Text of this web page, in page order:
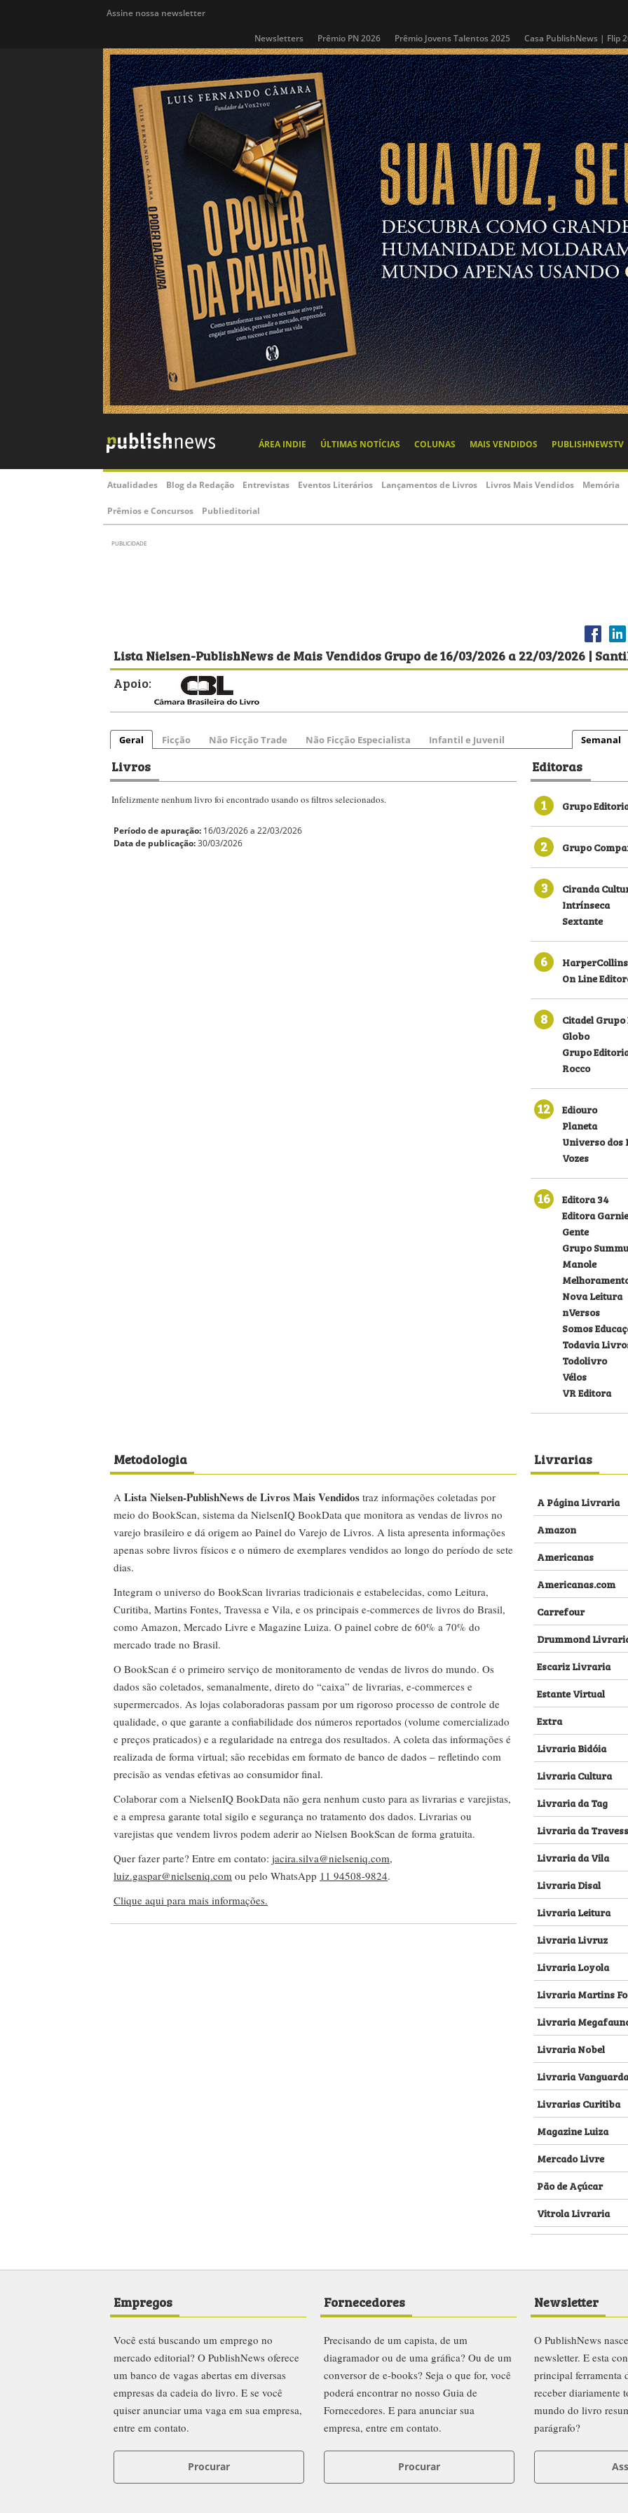
Assine nossa newsletter
Newsletters Prêmio PN 2026 Prêmio Jovens Talentos 2025 Casa PublishNews | Flip
ÁREA INDIE ÚLTIMAS NOTÍCIAS COLUNAS MAIS VENDIDOS PUBLISHNEWSTV
Atualidades Blog da Redação Entrevistas Eventos Literários Lançamentos de Livros Livros Mais Vendidos Memória
Prêmios e Concursos Publieditorial
PUBLICIDADE
Lista Nielsen-PublishNews de Mais Vendidos Grupo de 16/03/2026 a 22/03/2026 |
Apoio:
Geral Ficção Não Ficção Trade Não Ficção Especialista Infantil e Juvenil Semanal
Livros
Infelizmente nenhum livro foi encontrado usando os filtros selecionados.
Período de apuração: 16/03/2026 a 22/03/2026
Data de publicação:30/03/2026
Editoras
1
Grupo
2 Grupo
3
Ciranda
Intrínseca
Sextante
6
On Line
8
Citadel
Globo
Grupo
Rocco
12
Ediouro
Planeta
Universo dos
Vozes
16
Editora 34
Editora
Gente
Grupo
Manole
Nova Leitura
nVersos
Somos
Todavia
Todolivro
Vélos
VR Editora
Metodologia
A Lista Nielsen-PublishNews de Livros Mais Vendidos traz informações coletadas por
meio do BookScan, sistema da NielsenIQ BookData que monitora as vendas de livros no
varejo brasileiro e dá origem ao Painel do Varejo de Livros. A lista apresenta informações
apenas sobre livros físicos e o número de exemplares vendidos ao longo do período de sete
dias.
Integram o universo do BookScan livrarias tradicionais e estabelecidas, como Leitura,
Curitiba, Martins Fontes, Travessa e Vila, e os principais e-commerces de livros do Brasil,
como Amazon, Mercado Livre e Magazine Luiza. O painel cobre de 60% a 70% do
mercado trade no Brasil.
O BookScan é o primeiro serviço de monitoramento de vendas de livros do mundo. Os
dados são coletados, semanalmente, direto do “caixa” de livrarias, e-commerces e
supermercados. As lojas colaboradoras passam por um rigoroso processo de controle de
qualidade, o que garante a confiabilidade dos números reportados (volume comercializado
e preços praticados) e a regularidade na entrega dos resultados. A coleta das informações é
realizada de forma virtual; são recebidas em formato de banco de dados – refletindo com
precisão as vendas efetivas ao consumidor final.
Colaborar com a NielsenIQ BookData não gera nenhum custo para as livrarias e varejistas,
e a empresa garante total sigilo e segurança no tratamento dos dados. Livrarias ou
varejistas que vendem livros podem aderir ao Nielsen BookScan de forma gratuita.
Quer fazer parte? Entre em contato: jacira.silva@nielseniq.com,
luiz.gaspar@nielseniq.com ou pelo WhatsApp 11 94508-9824.
Clique aqui para mais informações.
Livrarias
A Página Livraria
Amazon
Americanas
Americanas.com
Carrefour
Drummond
Escariz Livraria
Estante Virtual
Extra
Livraria Bidóia
Livraria Cultura
Livraria da Tag
Livraria da
Livraria da Vila
Livraria Disal
Livraria Leitura
Livraria Livruz
Livraria Loyola
Livraria Martins
Livraria
Livraria Nobel
Livraria Vanguarda
Livrarias Curitiba
Magazine Luiza
Mercado Livre
Pão de Açúcar
Vitrola Livraria
Empregos
Você está buscando um emprego no
mercado editorial? O PublishNews oferece
um banco de vagas abertas em diversas
empresas da cadeia do livro. E se você
quiser anunciar uma vaga em sua empresa,
entre em contato.
Procurar
Fornecedores
Precisando de um capista, de um
diagramador ou de uma gráfica? Ou de um
conversor de e-books? Seja o que for, você
poderá encontrar no nosso Guia de
Fornecedores. E para anunciar sua
empresa, entre em contato.
Procurar
Newsletter
O PublishNews
newsletter. E esta
principal ferramenta
receber diariamente
mundo do livro
parágrafo?